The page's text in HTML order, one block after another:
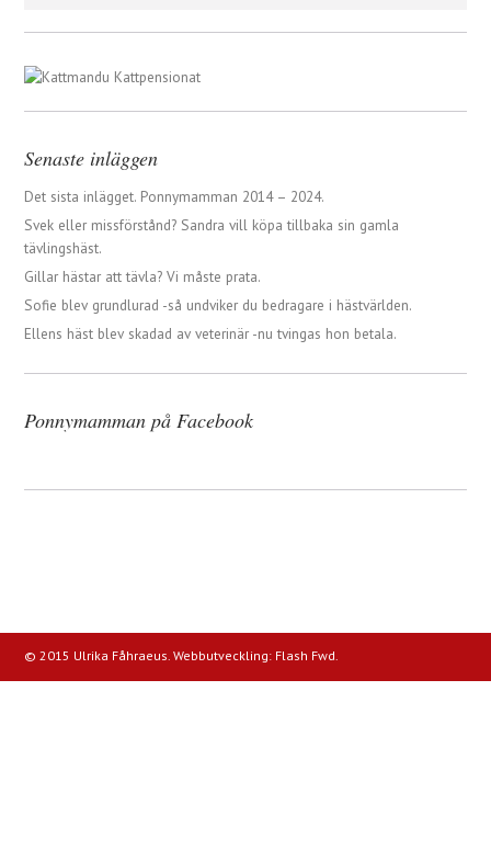
Senaste inläggen
Det sista inlägget. Ponnymamman 2014 – 2024.
Svek eller missförstånd? Sandra vill köpa tillbaka sin gamla
tävlingshäst.
Gillar hästar att tävla? Vi måste prata.
Sofie blev grundlurad -så undviker du bedragare i hästvärlden.
Ellens häst blev skadad av veterinär -nu tvingas hon betala.
Ponnymamman på Facebook
© 2015 Ulrika Fåhraeus. Webbutveckling: Flash Fwd.